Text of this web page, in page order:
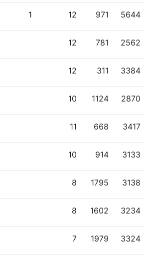
1 12 971 5644
12 781 2562
12 311 3384
10 1124 2870
11 668 3417
10 914 3133
8 1795 3138
8 1602 3234
7 1979 3324